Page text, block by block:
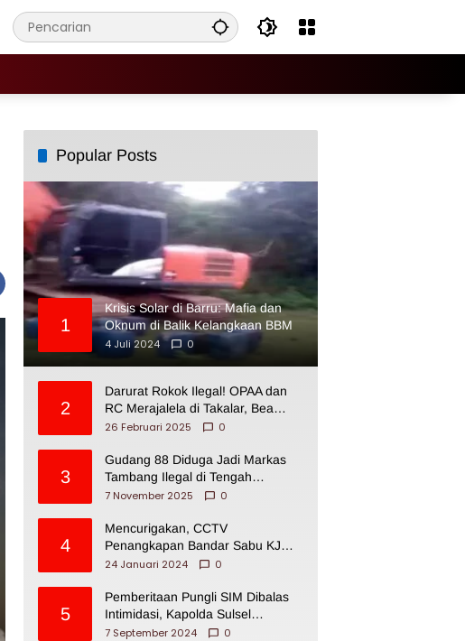
Popular Posts
1
Krisis Solar di Barru: Mafia dan
Oknum di Balik Kelangkaan BBM
4 Juli 2024
0
2
Darurat Rokok Ilegal! OPAA dan
RC Merajalela di Takalar, Bea
Cukai Impoten
26 Februari 2025 0
3
Gudang 88 Diduga Jadi Markas
Tambang Ilegal di Tengah
Permukiman Warga Makassar
7 November 2025 0
4
Mencurigakan, CCTV
Penangkapan Bandar Sabu KJ
Disita Oknum BNNP Sulsel
24 Januari 2024 0
5
Pemberitaan Pungli SIM Dibalas
Intimidasi, Kapolda Sulsel
Dikecam PJI Sulsel
7 September 2024 0